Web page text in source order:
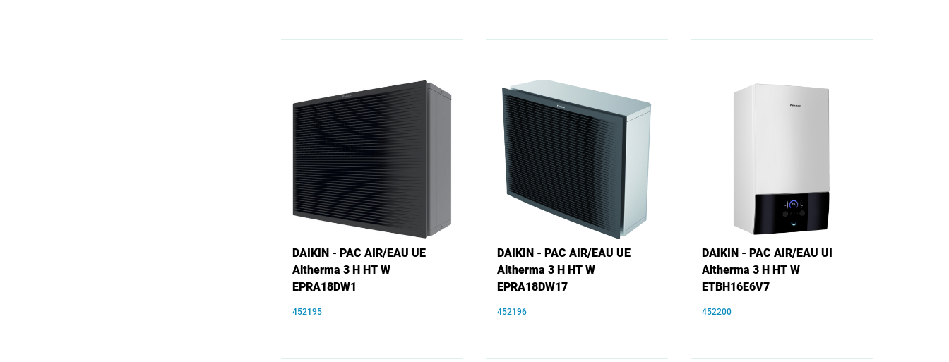
DAIKIN - PAC AIR/EAU UE
Altherma 3 H HT W
EPRA18DW1
452195
DAIKIN - PAC AIR/EAU UE
Altherma 3 H HT W
EPRA18DW17
452196
DAIKIN - PAC AIR/EAU UI
Altherma 3 H HT W
ETBH16E6V7
452200